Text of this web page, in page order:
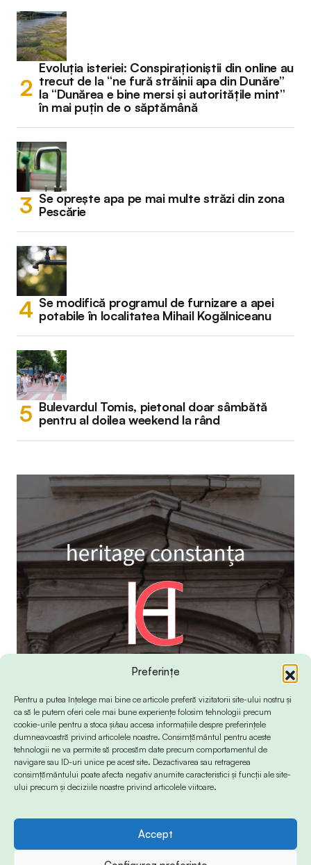
Preferințe
Pentru a putea înțelege mai bine ce articole preferă vizitatorii site-ului nostru și
ca să le putem oferi cele mai bune experiențe folosim tehnologii precum
cookie-urile pentru a stoca și/sau accesa informațiile despre preferințele
dumneavoastră privind articolele noastre. Consimțământul pentru aceste
tehnologii ne va permite să procesăm date precum comportamentul de
navigare sau ID-uri unice pe acest site. Dezactivarea sau retragerea
consimțământului poate afecta negativ anumite caracteristici și funcții ale site-
ului precum și deciziile noastre privind articolele viitoare.
Accept
Evoluția isteriei: Conspiraționiștii din online au
trecut de la “ne fură străinii apa din Dunăre”
la “Dunărea e bine mersi și autoritățile mint”
în mai puțin de o săptămână
Se oprește apa pe mai multe străzi din zona
Pescărie
Se modifică programul de furnizare a apei
potabile în localitatea Mihail Kogălniceanu
Bulevardul Tomis, pietonal doar sâmbătă
pentru al doilea weekend la rând
© 2024 Info-Sud-Est. All Rights Reserved.